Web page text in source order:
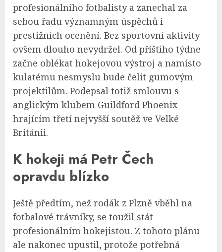
profesionálního fotbalisty a zanechal za
sebou řadu významným úspěchů i
prestižních ocenění. Bez sportovní aktivity
ovšem dlouho nevydržel. Od příštího týdne
začne oblékat hokejovou výstroj a namísto
kulatému nesmyslu bude čelit gumovým
projektilům. Podepsal totiž smlouvu s
anglickým klubem Guildford Phoenix
hrajícím třetí nejvyšší soutěž ve Velké
Británii.
K hokeji má Petr Čech
opravdu blízko
Ještě předtím, než rodák z Plzně vběhl na
fotbalové trávníky, se toužil stát
profesionálním hokejistou. Z tohoto plánu
ale nakonec upustil, protože potřebná